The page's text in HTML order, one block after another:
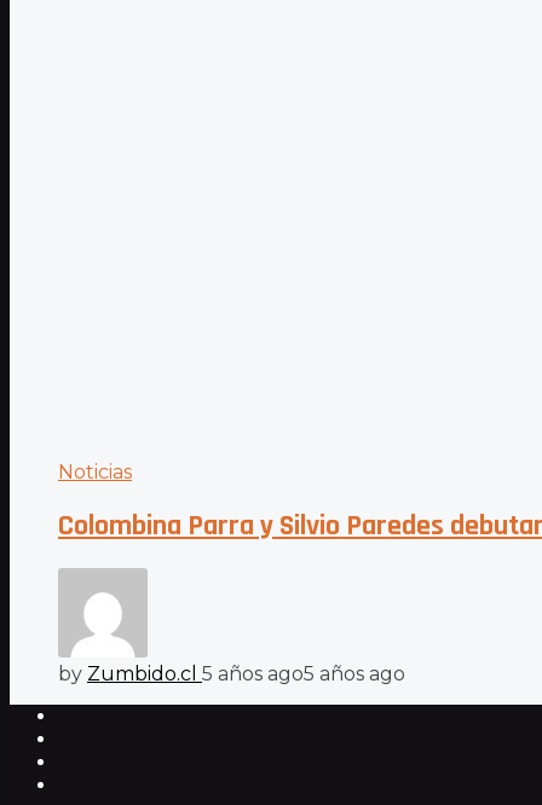
Noticias
Colombina Parra y Silvio Paredes
by Zumbido.cl 5 años ago5 años ago